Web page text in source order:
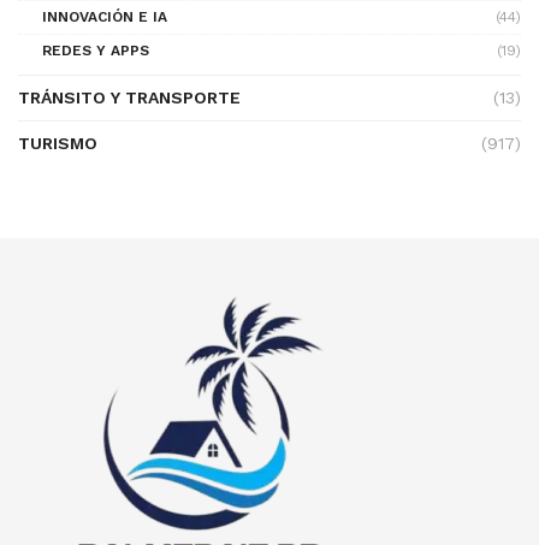
INNOVACIÓN E IA
(44)
REDES Y APPS
(19)
TRÁNSITO Y TRANSPORTE (13)
TURISMO (917)